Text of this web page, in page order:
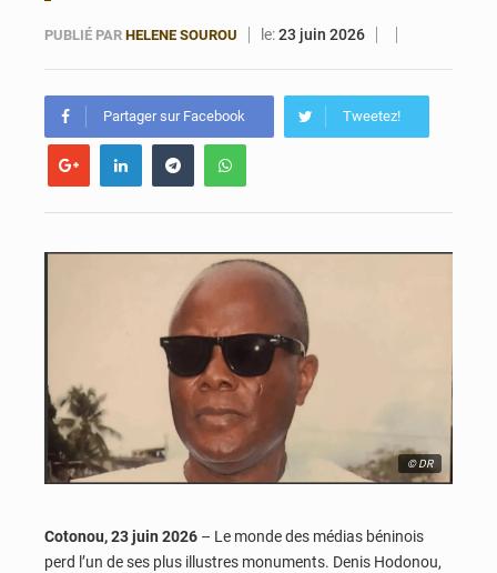
PUBLIÉ PAR HELENE SOUROU le:23 juin 2026
Partager sur Facebook Tweetez!
© DR
Cotonou, 23 juin 2026 – Le monde des médias béninois
perd l’un de ses plus illustres monuments. Denis Hodonou,